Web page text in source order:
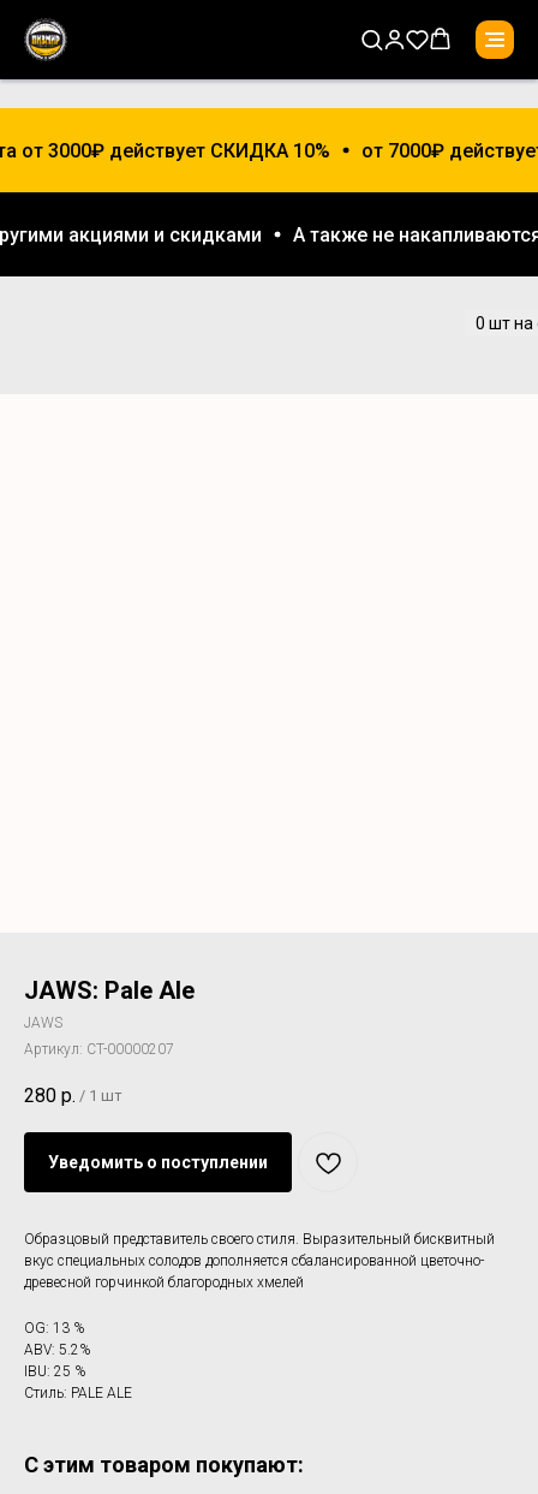
от 3000₽ действует СКИДКА 10% от 7000₽
акциями и скидками А также не
JAWS: Pale Ale
JAWS
Артикул: CT-00000207
280 р. / 1 шт
Уведомить о поступлении
Образцовый представитель своего стиля. Выразительный бисквитный
вкус специальных солодов дополняется сбалансированной цветочно-
древесной горчинкой благородных хмелей
OG: 13 %
ABV: 5.2%
IBU: 25 %
Стиль: PALE ALE
С этим товаром покупают: